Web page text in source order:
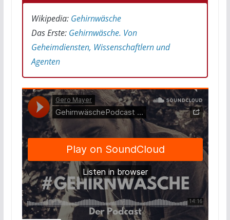
Wikipedia: Gehirnwäsche
Das Erste: Gehirnwäsche. Von
Geheimdiensten, Wissenschaftlern und
Agenten